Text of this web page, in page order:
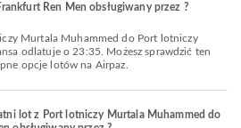
Ren Men obsługiwany przez ?
odlatuje o 23:35. Możesz sprawdzić ten
opcje lotów na Airpaz.
lot z Port lotniczy Murtala Muhammed do